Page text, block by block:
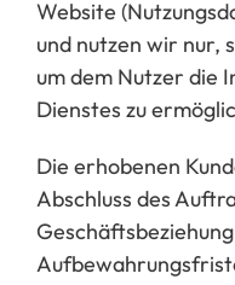
Website
und nutzen wir nur,
um dem Nutzer die
Dienstes zu
Die erhobenen
Abschluss des